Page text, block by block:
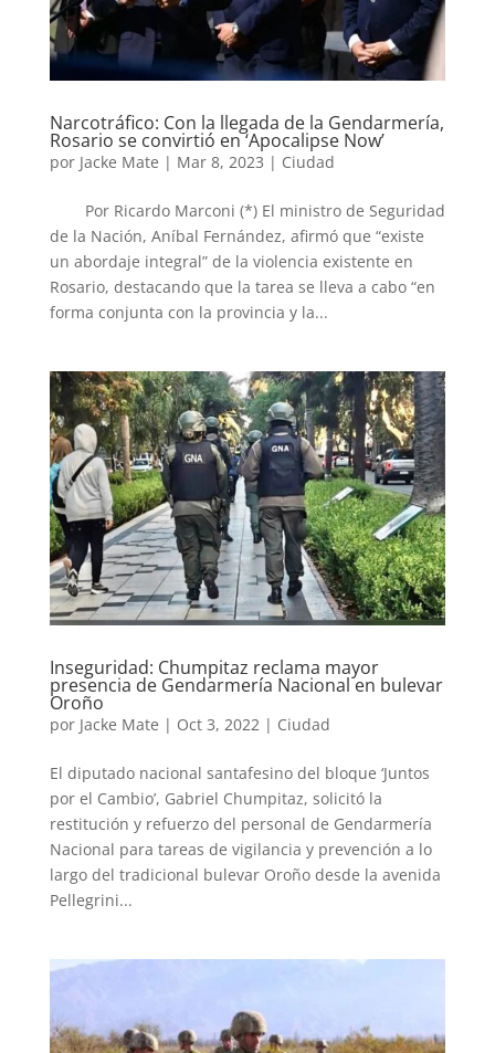
Narcotráfico: Con la llegada de la Gendarmería,
Rosario se convirtió en ‘Apocalipse Now’
por Jacke Mate | Mar 8, 2023 | Ciudad
Por Ricardo Marconi (*) El ministro de Seguridad
de la Nación, Aníbal Fernández, afirmó que “existe
un abordaje integral” de la violencia existente en
Rosario, destacando que la tarea se lleva a cabo “en
forma conjunta con la provincia y la...
Inseguridad: Chumpitaz reclama mayor
presencia de Gendarmería Nacional en bulevar
Oroño
por Jacke Mate | Oct 3, 2022| Ciudad
El diputado nacional santafesino del bloque ‘Juntos
por el Cambio’, Gabriel Chumpitaz, solicitó la
restitución y refuerzo del personal de Gendarmería
Nacional para tareas de vigilancia y prevención a lo
largo del tradicional bulevar Oroño desde la avenida
Pellegrini...